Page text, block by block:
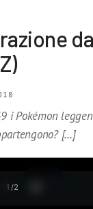
i Pokémon
[…]
1 /2